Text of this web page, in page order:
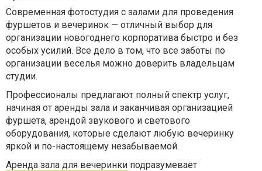
Современная фотостудия с залами для проведения
фуршетов и вечеринок — отличный выбор для
организации новогоднего корпоратива быстро и без
особых усилий. Все дело в том, что все заботы по
организации веселья можно доверить владельцам
студии.
Профессионалы предлагают полный спектр услуг,
начиная от аренды зала и заканчивая организацией
фуршета, арендой звукового и светового
оборудования, которые сделают любую вечеринку
яркой и по-настоящему незабываемой.
Аренда зала для вечеринки подразумевает